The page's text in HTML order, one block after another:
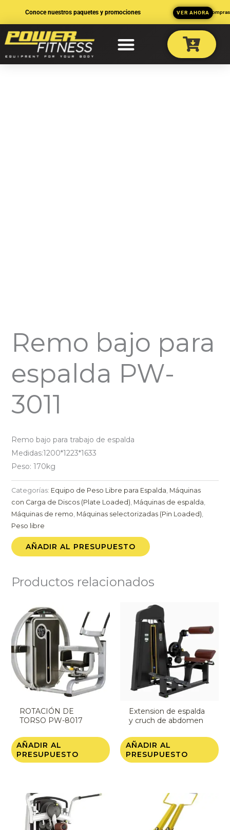
contenido
Conoce nuestros paquetes y promociones 3 MSI en
VER AHORA
Remo bajo para
espalda PW-
3011
Remo bajo para trabajo de espalda
Medidas:1200*1223*1633
Peso: 170kg
Categorías: Equipo de Peso Libre para Espalda Máquinas
con Carga de Discos (Plate Loaded) Máquinas de espalda
Máquinas de remo Máquinas selectorizadas (Pin Loaded)
Peso libre
AÑADIR AL PRESUPUESTO
Productos relacionados
ROTACIÓN DE
TORSO PW-8017
AÑADIR AL
PRESUPUESTO
Extension de espalda
y cruch de abdomen
AÑADIR AL
PRESUPUESTO